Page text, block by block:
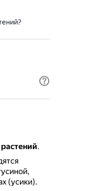
.
(усики).